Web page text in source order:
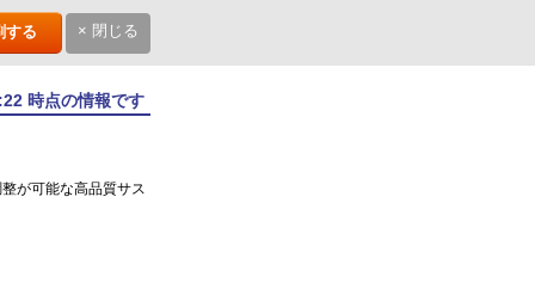
する × 閉じる
時点の情報です
が可能な高品質サス